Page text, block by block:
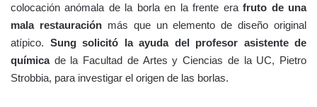
colocación anómala de la borla en la frente erafruto de una
mala restauraciónmás que un elemento de diseño original
atípico. Sung solicitó la ayuda del profesor asistente de
químicade la Facultad de Artes y Ciencias de la UC, Pietro
Strobbia, para investigar el origen de las borlas.